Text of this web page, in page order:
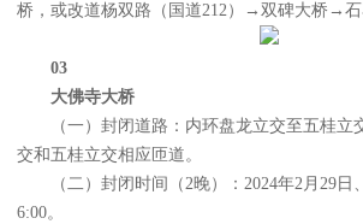
桥，或改道杨双路（国道212）→双碑大桥→石
03
大佛寺大桥
（一）封闭道路：内环盘龙立交至五桂立
交和五桂立交相应匝道。
（二）封闭时间（2晚）：2024年2月29日
6:00。